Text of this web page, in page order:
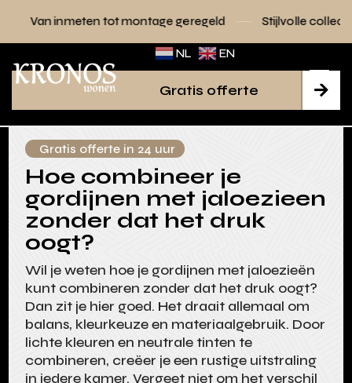
tot montage geregeld Stijlvolle collecties voor elk
NL EN

Gratis offerte
Gratis offerte in 24 uur
Hoe combineer je
gordijnen met jaloezieen
zonder dat het druk
oogt?
Wil je weten hoe je gordijnen met jaloezieën
kunt combineren zonder dat het druk oogt?
Dan zit je hier goed. Het draait allemaal om
balans, kleurkeuze en materiaalgebruik. Door
lichte kleuren en neutrale tinten te
combineren, creëer je een rustige uitstraling
in iedere kamer. Vergeet niet om het verschil